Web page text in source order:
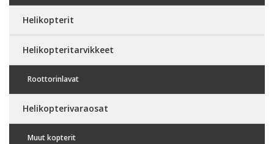
Helikopterit
Helikopteritarvikkeet
Roottorinlavat
Helikopterivaraosat
Muut kopterit